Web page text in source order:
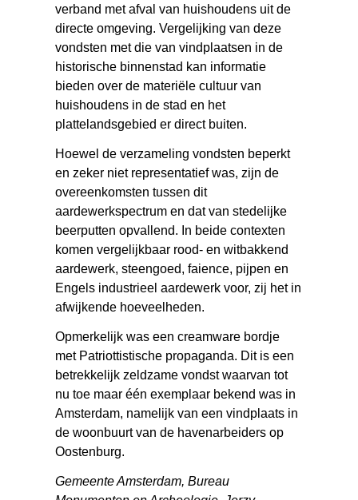
verband met afval van huishoudens uit de
directe omgeving. Vergelijking van deze
vondsten met die van vindplaatsen in de
historische binnenstad kan informatie
bieden over de materiële cultuur van
huishoudens in de stad en het
plattelandsgebied er direct buiten.
Hoewel de verzameling vondsten beperkt
en zeker niet representatief was, zijn de
overeenkomsten tussen dit
aardewerkspectrum en dat van stedelijke
beerputten opvallend. In beide contexten
komen vergelijkbaar rood- en witbakkend
aardewerk, steengoed, faience, pijpen en
Engels industrieel aardewerk voor, zij het in
afwijkende hoeveelheden.
Opmerkelijk was een creamware bordje
met Patriottistische propaganda. Dit is een
betrekkelijk zeldzame vondst waarvan tot
nu toe maar één exemplaar bekend was in
Amsterdam, namelijk van een vindplaats in
de woonbuurt van de havenarbeiders op
Oostenburg.
Gemeente Amsterdam, Bureau